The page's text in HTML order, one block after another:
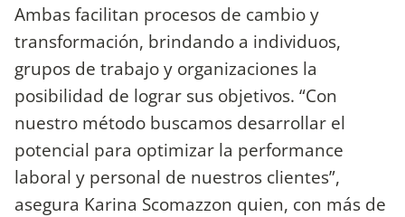
Ambas facilitan procesos de cambio y
transformación, brindando a individuos,
grupos de trabajo y organizaciones la
posibilidad de lograr sus objetivos. “Con
nuestro método buscamos desarrollar el
potencial para optimizar la performance
laboral y personal de nuestros clientes”,
asegura Karina Scomazzon quien, con más de